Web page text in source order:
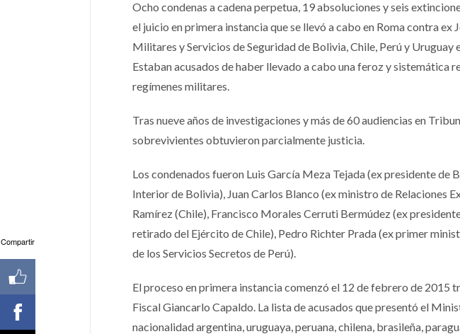
Ocho condenas a cadena perpetua, 19 absoluciones y seis
el juicio en primera instancia que se llevó a cabo en Roma contra ex
Militares y Servicios de Seguridad de Bolivia, Chile, Perú y Uruguay
Estaban acusados de haber llevado a cabo una feroz y sistemática
regímenes militares.
Tras nueve años de investigaciones y más de 60 audiencias en
sobrevivientes obtuvieron parcialmente justicia.
Los condenados fueron Luis García Meza Tejada (ex presidente de
Interior de Bolivia), Juan Carlos Blanco (ex ministro de Relaciones
Ramírez (Chile), Francisco Morales Cerruti Bermúdez (ex
retirado del Ejército de Chile), Pedro Richter Prada (ex primer
de los Servicios Secretos de Perú).
El proceso en primera instancia comenzó el 12 de febrero de 2015
Fiscal Giancarlo Capaldo. La lista de acusados que presentó el
nacionalidad argentina, uruguaya, peruana, chilena, brasileña,
Compartir